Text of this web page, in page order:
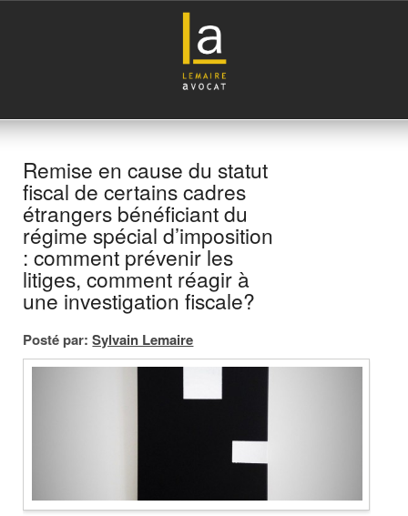
Remise en cause du statut
fiscal de certains cadres
étrangers bénéficiant du
régime spécial d’imposition
: comment prévenir les
litiges, comment réagir à
une investigation fiscale?
Posté par: Sylvain Lemaire